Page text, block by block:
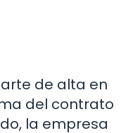
de alta en
del contrato
la empresa